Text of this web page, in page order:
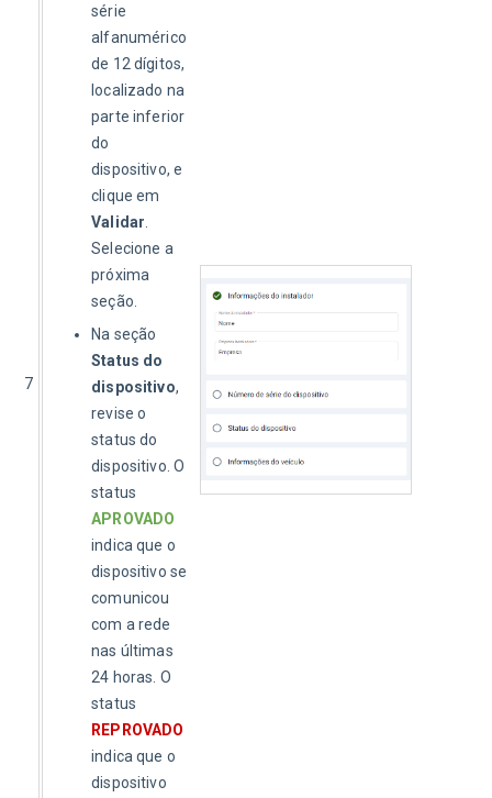
7
série
alfanumérico
de 12 dígitos,
localizado na
parte inferior
do
dispositivo, e
clique em
Validar
Selecione a
próxima
seção.
Na seção
Status do
dispositivo,
revise o
status do
dispositivo. O
status
APROVADO
indica que o
dispositivo se
comunicou
com a rede
nas últimas
24 horas. O
status
REPROVADO
indica que o
dispositivo